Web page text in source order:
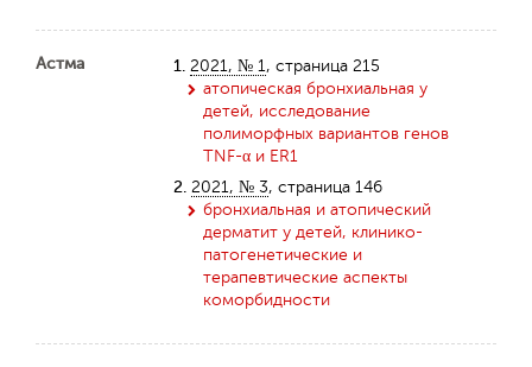
Астма 1. 2021, № 1, страница 215
атопическая бронхиальная у
детей, исследование
полиморфных вариантов генов
TNF-α и ER1
2. 2021, № 3, страница 146
бронхиальная и атопический
дерматит у детей, клинико-
патогенетические и
терапевтические аспекты
коморбидности